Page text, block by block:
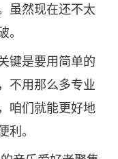
虽然现在还不太
。
键是要用简单的
不用那么多专业
咱们就能更好地
利。